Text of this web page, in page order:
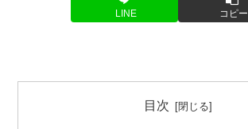
LINE コピー
目次